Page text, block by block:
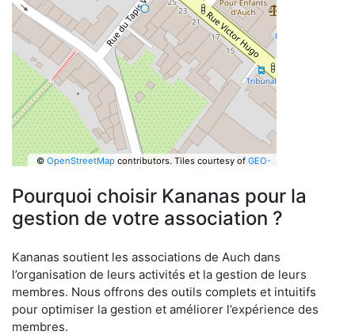
© OpenStreetMapcontributors. Tiles courtesy of GEO-
Pourquoi choisir Kananas pour la
gestion de votre association ?
Kananas soutient les associations de Auch dans
l’organisation de leurs activités et la gestion de leurs
membres. Nous offrons des outils complets et intuitifs
pour optimiser la gestion et améliorer l’expérience des
membres.